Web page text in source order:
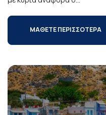
ΜΑΘΕΤΕ ΠΕΡΙΣΣΟΤΕΡΑ